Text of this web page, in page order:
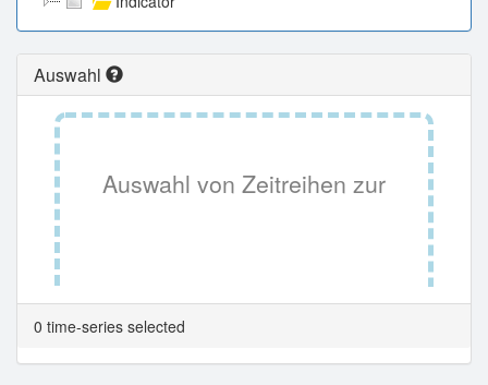
Auswahl
Auswahl von Zeitreihen zur
Tabellenansicht.
0 time-series selected